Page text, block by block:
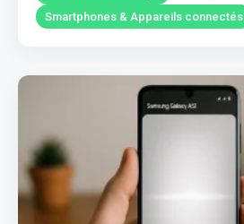
Smartphones & Appareils connectés